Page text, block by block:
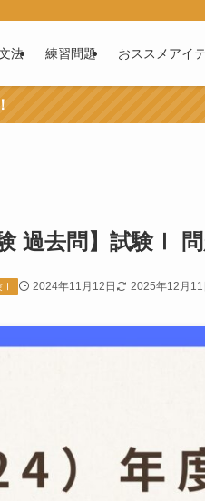
法 練習問題 おススメアイ
過去問】試験Ⅰ 問
Ⅰ 2024年11月12日 2025年12月11